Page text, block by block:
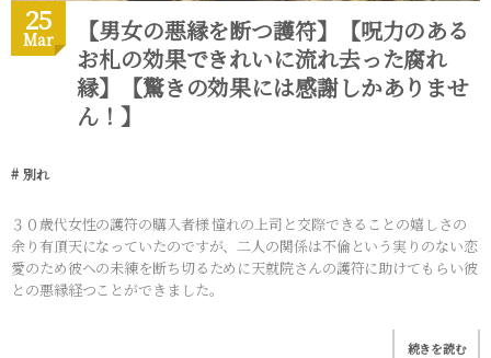
25
Mar
【男女の悪縁を断つ護符】【呪力のある
お札の効果できれいに流れ去った腐れ
縁】【驚きの効果には感謝しかありませ
ん！】
別れ
３０歳代女性の護符の購入者様 憧れの上司と交際できることの嬉しさの
余り有頂天になっていたのですが、二人の関係は不倫という実りのない恋
愛のため彼への未練を断ち切るために天就院さんの護符に助けてもらい彼
との悪縁経つことができました。
続きを読む